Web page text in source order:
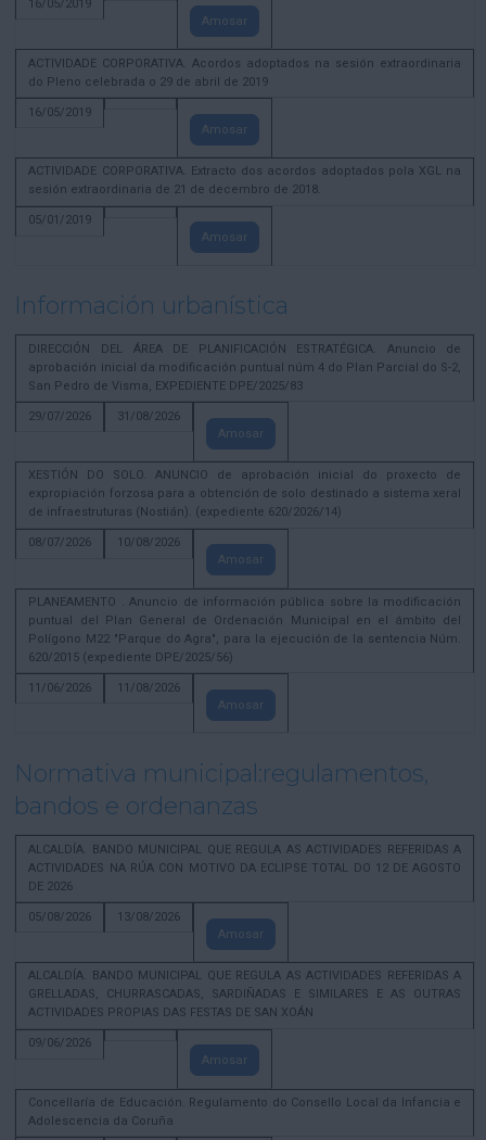
16/05/2019
Amosar
ACTIVIDADE CORPORATIVA. Acordos adoptados na sesión extraordinaria
do Pleno celebrada o 29 de abril de 2019
16/05/2019
Amosar
ACTIVIDADE CORPORATIVA. Extracto dos acordos adoptados pola XGL na
sesión extraordinaria de 21 de decembro de 2018.
05/01/2019
Amosar
Información urbanística
DIRECCIÓN DEL ÁREA DE PLANIFICACIÓN ESTRATÉGICA. Anuncio de
aprobación inicial da modificación puntual núm 4 do Plan Parcial do S-2,
San Pedro de Visma, EXPEDIENTE DPE/2025/83
29/07/2026
31/08/2026
Amosar
XESTIÓN DO SOLO. ANUNCIO de aprobación inicial do proxecto de
expropiación forzosa para a obtención de solo destinado a sistema xeral
de infraestruturas (Nostián). (expediente 620/2026/14)
08/07/2026
10/08/2026
Amosar
PLANEAMENTO . Anuncio de información pública sobre la modificación
puntual del Plan General de Ordenación Municipal en el ámbito del
Polígono M22 "Parque do Agra", para la ejecución de la sentencia Núm.
620/2015 (expediente DPE/2025/56)
11/06/2026
11/08/2026
Amosar
Normativa municipal:regulamentos,
bandos e ordenanzas
ALCALDÍA. BANDO MUNICIPAL QUE REGULA AS ACTIVIDADES REFERIDAS A
ACTIVIDADES NA RÚA CON MOTIVO DA ECLIPSE TOTAL DO 12 DE AGOSTO
DE 2026
05/08/2026
13/08/2026
Amosar
ALCALDÍA. BANDO MUNICIPAL QUE REGULA AS ACTIVIDADES REFERIDAS A
GRELLADAS, CHURRASCADAS, SARDIÑADAS E SIMILARES E AS OUTRAS
ACTIVIDADES PROPIAS DAS FESTAS DE SAN XOÁN
09/06/2026
Amosar
Concellaría de Educación. Regulamento do Consello Local da Infancia e
Adolescencia da Coruña